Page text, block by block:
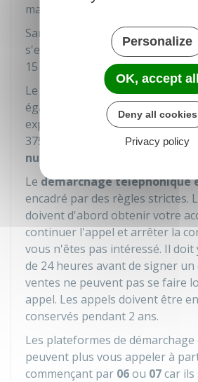
manière claire, précise et
Sans ces indications, le
s'exposer à une amende
15 000 €
Le numéro de téléphone du
également s'afficher sous peine
exposer à une amende pouvant
375 000 €
. Il ne peut donc pas
numéro masqué
Le démarchage téléphonique
encadré par des règles strictes.
doivent d'abord obtenir votre
continuer l'appel et arrêter la
vous n'êtes pas intéressé. Il doit
de 24 heures avant de signer un
ventes ne peuvent pas se faire
appel. Les appels doivent être
conservés pendant 2 ans.
Les plateformes de démarchage
peuvent plus vous appeler à
commençant par 06ou 07car ils
Personalize
OK, accept all
Deny all cookies
Privacy policy